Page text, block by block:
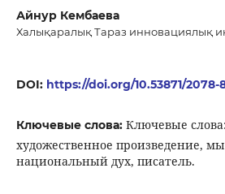
Айнур Кембаева
Халықаралық Тараз инновациялық
DOI: https://doi.org/10.53871/2078-
Ключевые слова: Ключевые
художественное произведение,
национальный дух, писатель.